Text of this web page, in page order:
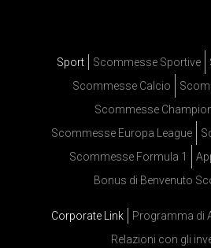
Sport Scommesse Sportive
Scommesse Calcio
Scommesse
Scommesse Europa League
Scommesse Formula 1
Bonus di Benvenuto
Corporate Link Programma di
Relazioni con gli